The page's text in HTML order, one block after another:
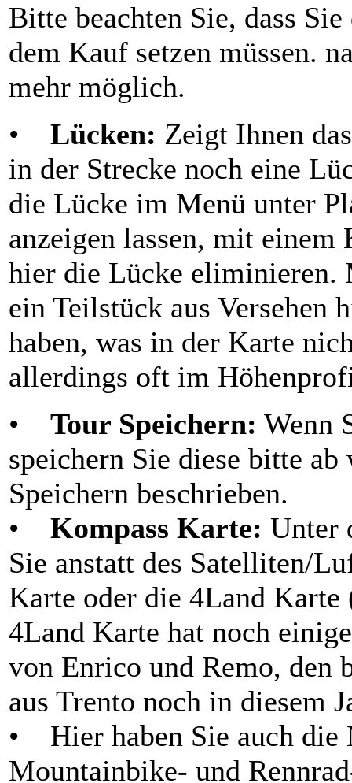
Bitte beachten Sie, dass
dem Kauf setzen müssen.
mehr möglich.
• Lücken: Zeigt Ihnen
in der Strecke noch eine
die Lücke im Menü unter
anzeigen lassen, mit
hier die Lücke eliminieren.
ein Teilstück aus Versehen
haben, was in der Karte
allerdings oft im
• Tour Speichern: Wenn
speichern Sie diese bitte
Speichern beschrieben.
•
Kompass Karte: Unter
Sie anstatt des Satelliten/
Karte oder die 4Land
4Land Karte hat noch
von Enrico und Remo, den
aus Trento noch in diesem
• Hier haben Sie auch die
Mountainbike- und